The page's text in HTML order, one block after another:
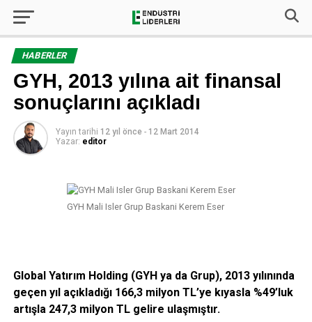
HABERLER
GYH, 2013 yılına ait finansal
sonuçlarını açıkladı
Yayın tarihi 12 yıl önce - 12 Mart 2014
Yazar: editor
GYH Mali Isler Grup Baskani Kerem Eser
Global Yatırım Holding (GYH ya da Grup), 2013 yılınında
geçen yıl açıkladığı 166,3 milyon TL’ye kıyasla %49’luk
artışla 247,3 milyon TL gelire ulaşmıştır.